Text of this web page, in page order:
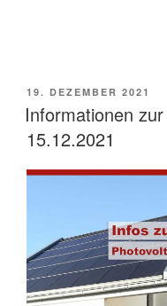
VERÖFFENTLICHT
AM
19. DEZEMBER 2021
Informationen
15.12.2021